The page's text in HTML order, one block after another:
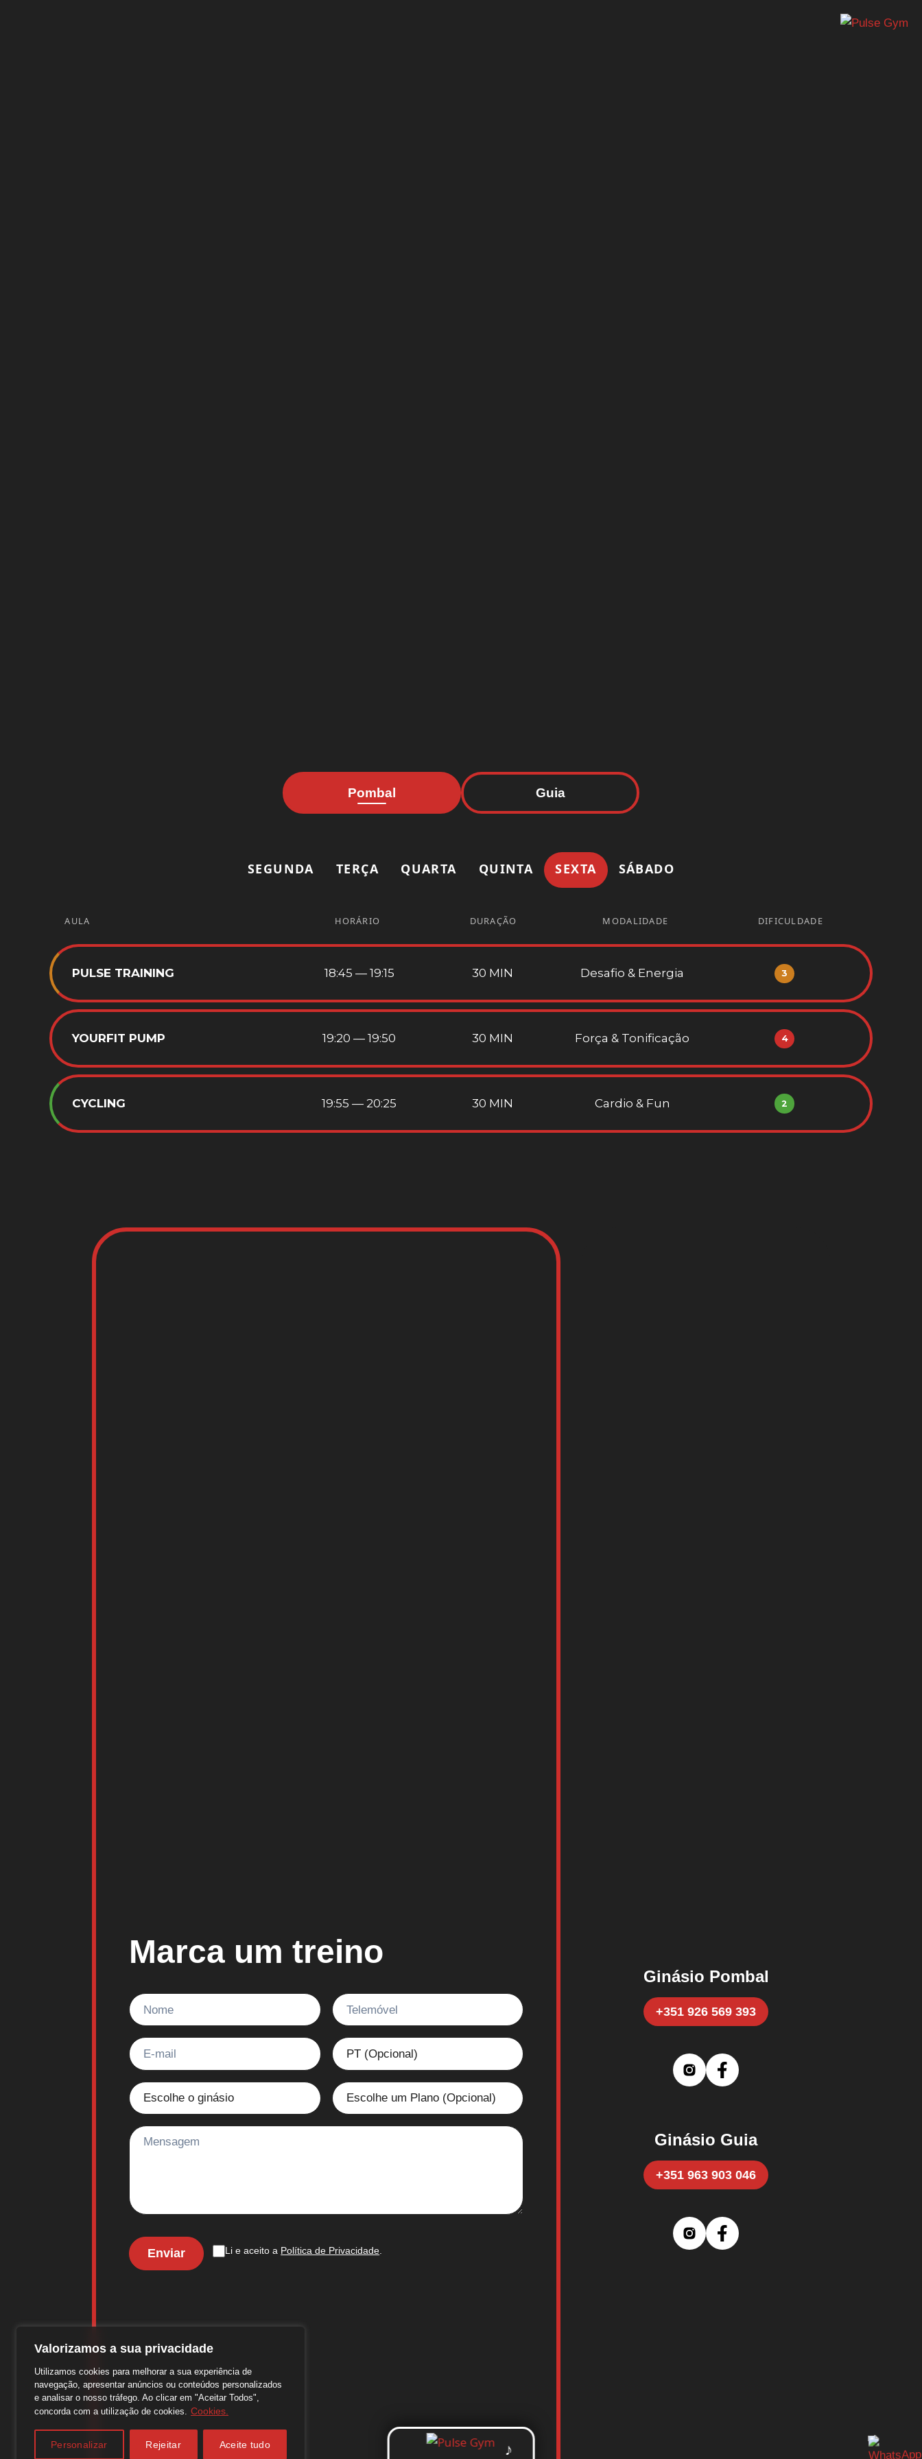
Valorizamos a sua privacidade
Utilizamos cookies para melhorar a sua experiência de
navegação, apresentar anúncios ou conteúdos personalizados
e analisar o nosso tráfego. Ao clicar em "Aceitar Todos",
concorda com a utilização de cookies. Cookies.
Personalizar Rejeitar Aceite tudo ♪
Pombal Guia
SEGUNDA TERÇA QUARTA QUINTA SEXTA SÁBADO
AULA HORÁRIO DURAÇÃO MODALIDADE DIFICULDADE
PULSE TRAINING 18:45 — 19:15 30 MIN Desafio & Energia 3
YOURFIT PUMP 19:20 — 19:50 30 MIN Força & Tonificação 4
CYCLING 19:55 — 20:25 30 MIN Cardio & Fun 2
Marca um treino
Li e aceito a Política de Privacidade.
Ginásio Pombal
+351 926 569 393
Ginásio Guia
+351 963 903 046